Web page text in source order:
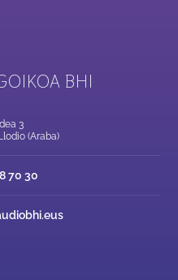
BHI
3
(Araba)
70 30